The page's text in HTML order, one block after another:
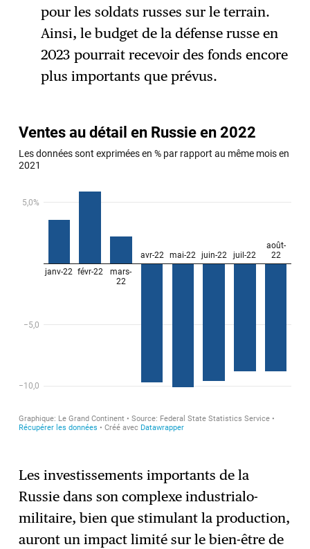
pour les soldats russes sur le terrain.
Ainsi, le budget de la défense russe en
2023 pourrait recevoir des fonds encore
plus importants que prévus.
Les investissements importants de la
Russie dans son complexe industrialo-
militaire, bien que stimulant la production,
auront un impact limité sur le bien-être de